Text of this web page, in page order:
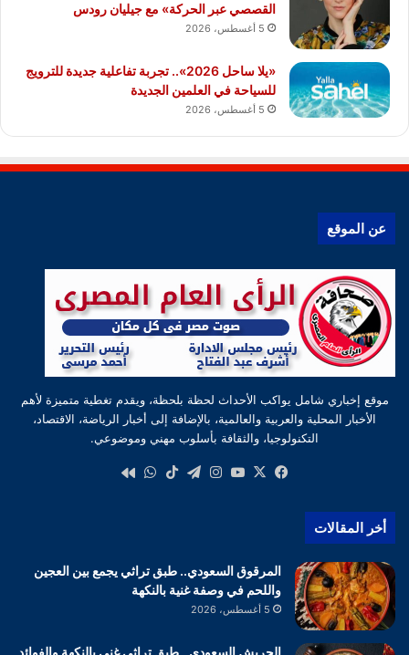
القصصي عبر الحركة» مع جيليان رودس
5 أغسطس، 2026
«يلا ساحل 2026».. تجربة تفاعلية جديدة للترويج
للسياحة في العلمين الجديدة
5 أغسطس، 2026
عن الموقع
موقع إخباري شامل يواكب الأحداث لحظة بلحظة، ويقدم تغطية متميزة لأهم
الأخبار المحلية والعربية والعالمية، بالإضافة إلى أخبار الرياضة، الاقتصاد،
التكنولوجيا، والثقافة بأسلوب مهني وموضوعي.
فيسبوك
‫X
‫YouTube
انستقرام
تيلقرام‫TikTokواتساب
أخر المقالات
المرقوق السعودي.. طبق تراثي يجمع بين العجين
واللحم في وصفة غنية بالنكهة
5 أغسطس، 2026